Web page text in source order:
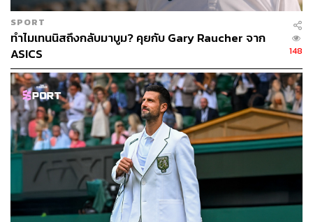
SPORT
ทำไมเทนนิสถึงกลับมาบูม? คุยกับ Gary Raucher จาก
ASICS
148